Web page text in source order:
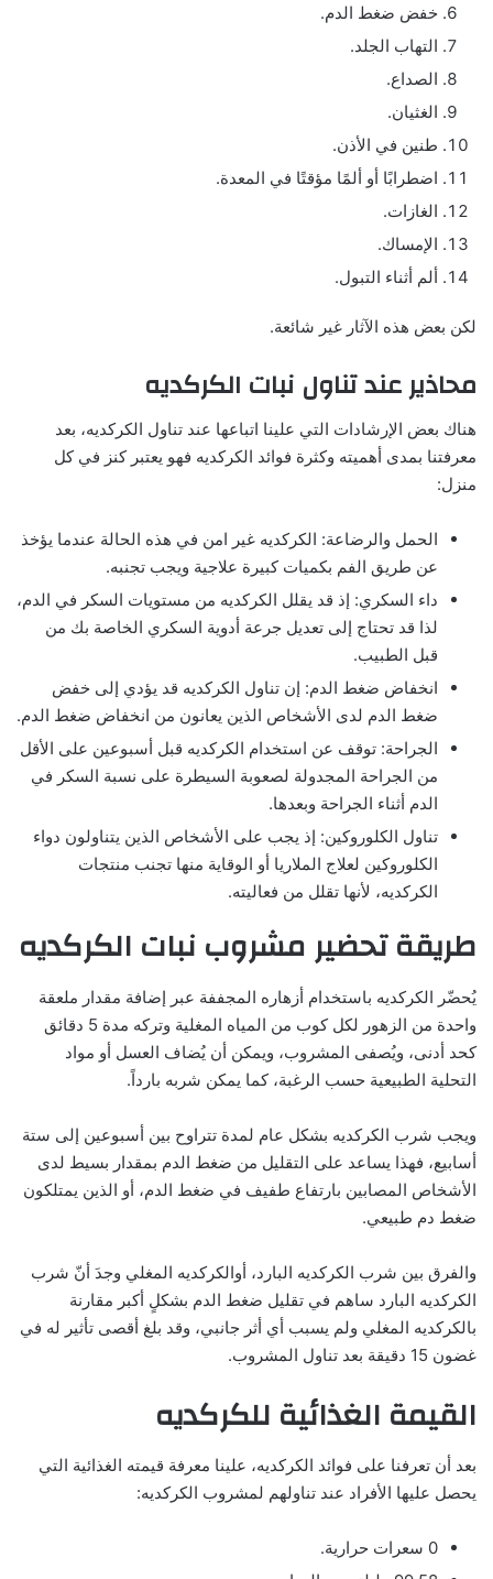
خفض ضغط الدم.
التهاب الجلد.
الصداع.
الغثيان.
طنين في الأذن.
اضطرابًا أو ألمًا مؤقتًا في المعدة.
الغازات.
الإمساك.
ألم أثناء التبول.
لكن بعض هذه الآثار غير شائعة.
محاذير عند تناول نبات الكركديه
هناك بعض الإرشادات التي علينا اتباعها عند تناول الكركديه، بعد
معرفتنا بمدى أهميته وكثرة فوائد الكركديه فهو يعتبر كنز في كل
منزل:
الحمل والرضاعة: الكركديه غير امن في هذه الحالة عندما يؤخذ
عن طريق الفم بكميات كبيرة علاجية ويجب تجنبه.
داء السكري: إذ قد يقلل الكركديه من مستويات السكر في الدم،
لذا قد تحتاج إلى تعديل جرعة أدوية السكري الخاصة بك من
قبل الطبيب.
انخفاض ضغط الدم: إن تناول الكركديه قد يؤدي إلى خفض
ضغط الدم لدى الأشخاص الذين يعانون من انخفاض ضغط الدم.
الجراحة: توقف عن استخدام الكركديه قبل أسبوعين على الأقل
من الجراحة المجدولة لصعوبة السيطرة على نسبة السكر في
الدم أثناء الجراحة وبعدها.
تناول الكلوروكين: إذ يجب على الأشخاص الذين يتناولون دواء
الكلوروكين لعلاج الملاريا أو الوقاية منها تجنب منتجات
الكركديه، لأنها تقلل من فعاليته.
طريقة تحضير مشروب نبات الكركديه
يُحضّر الكركديه باستخدام أزهاره المجففة عبر إضافة مقدار ملعقة
واحدة من الزهور لكل كوب من المياه المغلية وتركه مدة 5 دقائق
كحد أدنى، ويُصفى المشروب، ويمكن أن يُضاف العسل أو مواد
التحلية الطبيعية حسب الرغبة، كما يمكن شربه بارداً.
ويجب شرب الكركديه بشكل عام لمدة تتراوح بين أسبوعين إلى ستة
أسابيع، فهذا يساعد على التقليل من ضغط الدم بمقدار بسيط لدى
الأشخاص المصابين بارتفاع طفيف في ضغط الدم، أو الذين يمتلكون
ضغط دم طبيعي.
والفرق بين شرب الكركديه البارد، أوالكركديه المغلي وجدَ أنّ شرب
الكركديه البارد ساهم في تقليل ضغط الدم بشكلٍ أكبر مقارنة
بالكركديه المغلي ولم يسبب أي أثر جانبي، وقد بلغ أقصى تأثير له في
غضون 15 دقيقة بعد تناول المشروب.
القيمة الغذائية للكركديه
بعد أن تعرفنا على فوائد الكركديه، علينا معرفة قيمته الغذائية التي
يحصل عليها الأفراد عند تناولهم لمشروب الكركديه:
0 سعرات حرارية.